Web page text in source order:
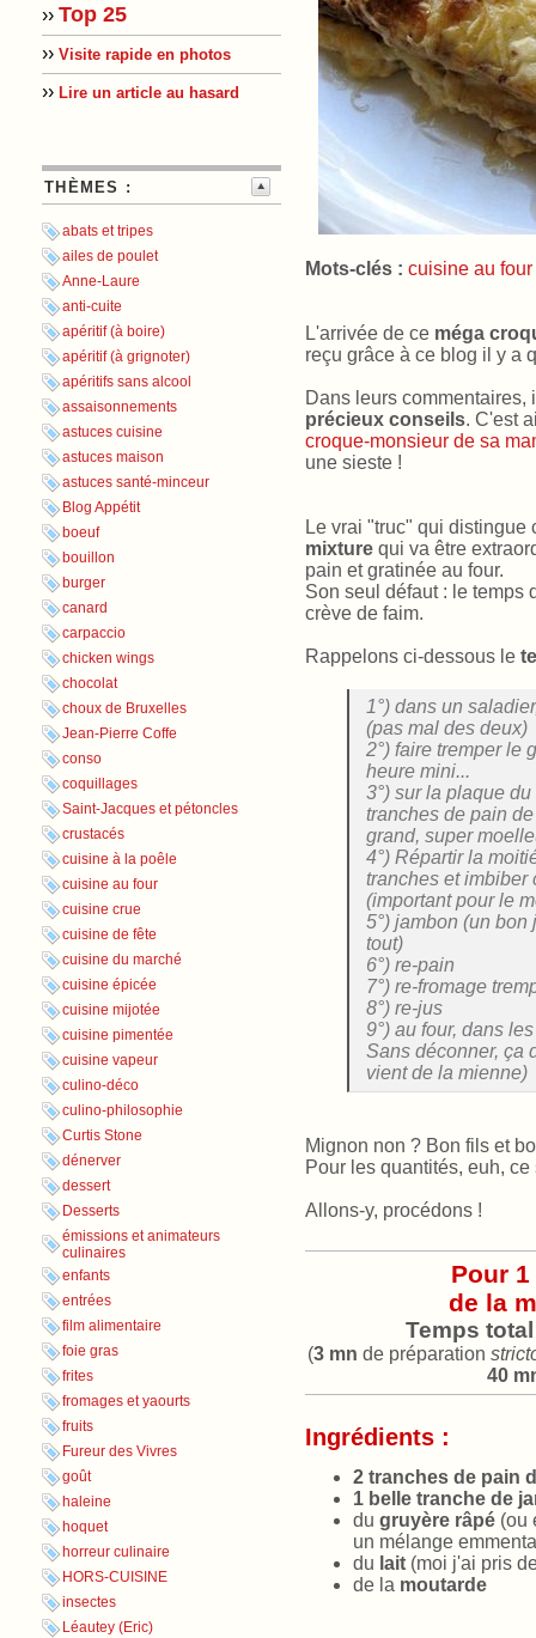
›› Top 25
›› Visite rapide en photos
›› Lire un article au hasard
THÈMES :
abats et tripes
ailes de poulet
Anne-Laure
anti-cuite
apéritif (à boire)
apéritif (à grignoter)
apéritifs sans alcool
assaisonnements
astuces cuisine
astuces maison
astuces santé-minceur
Blog Appétit
boeuf
bouillon
burger
canard
carpaccio
chicken wings
chocolat
choux de Bruxelles
Jean-Pierre Coffe
conso
coquillages
Saint-Jacques et pétoncles
crustacés
cuisine à la poêle
cuisine au four
cuisine crue
cuisine de fête
cuisine du marché
cuisine épicée
cuisine mijotée
cuisine pimentée
cuisine vapeur
culino-déco
culino-philosophie
Curtis Stone
dénerver
dessert
Desserts
émissions et animateurs
culinaires
enfants
entrées
film alimentaire
foie gras
frites
fromages et yaourts
fruits
Fureur des Vivres
goût
haleine
hoquet
horreur culinaire
HORS-CUISINE
insectes
Léautey (Eric)
Mots-clés : cuisine au four
L'arrivée de ce méga
reçu grâce à ce blog il y a
Dans leurs
précieux conseils. C'est
croque-monsieur de sa
une sieste !
Le vrai "truc" qui
mixture qui va être
pain et gratinée au four.
Son seul défaut : le temps
crève de faim.
Rappelons ci-dessous le
1°) dans un
(pas mal des deux)
2°) faire tremper le
heure mini...
3°) sur la plaque
tranches de pain
grand, super
4°) Répartir la
tranches et imbiber
(important pour le
5°) jambon (un
tout)
6°) re-pain
7°) re-fromage
8°) re-jus
9°) au four, dans
Sans déconner, ça
vient de la mienne)
Mignon non ? Bon fils et
Pour les quantités, euh,
Allons-y, procédons !
Pour
de la
Temps
(3 mn de préparation
40
Ingrédients :
2 tranches de pain
1 belle tranche de
du gruyère râpé (ou
un mélange
du lait (moi j'ai pris
de la moutarde